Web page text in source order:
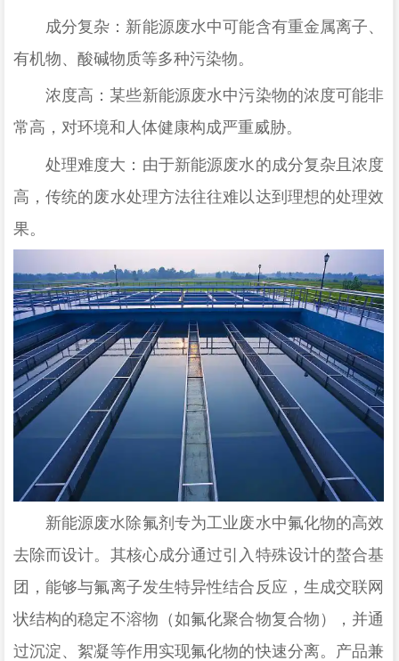
成分复杂：新能源废水中可能含有重金属离子、
有机物、酸碱物质等多种污染物。
浓度高：某些新能源废水中污染物的浓度可能非
常高，对环境和人体健康构成严重威胁。
处理难度大：由于新能源废水的成分复杂且浓度
高，传统的废水处理方法往往难以达到理想的处理效
果。
新能源废水除氟剂 专为工业废水中氟化物的高效
去除而设计。其核心成分通过引入特殊设计的螯合基
团 ，能够与氟离子发生特异性结合反应，生成交联网
状结构的稳定不溶物（如氟化聚合物复合物 ），并通
过沉淀、絮凝等作用实现氟化物的快速分离。产品兼